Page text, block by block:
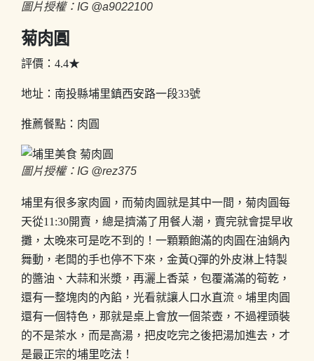
圖片授權：IG @a9022100
菊肉圓
評價：4.4★
地址：南投縣埔里鎮西安路一段33號
推薦餐點：肉圓
圖片授權：IG @rez375
埔里有很多家肉圓，而菊肉圓就是其中一間，菊肉圓每
天從11:30開賣，總是擠滿了用餐人潮，賣完就會提早收
攤，太晚來可是吃不到的！一顆顆飽滿的肉圓在油鍋內
舞動，老闆的手也停不下來，金黃Q彈的外皮淋上特製
的醬油、大蒜和米漿，再灑上香菜，包覆滿滿的筍乾，
還有一整塊肉的內餡，光看就讓人口水直流。埔里肉圓
還有一個特色，那就是桌上會放一個茶壺，不過裡頭裝
的不是茶水，而是高湯，把皮吃完之後把湯加進去，才
是最正宗的埔里吃法！